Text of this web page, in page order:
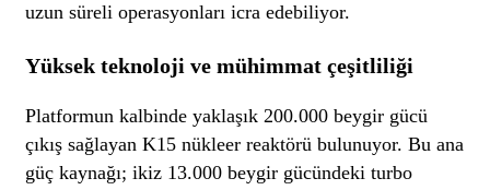
uzun süreli operasyonları icra edebiliyor.
Yüksek teknoloji ve mühimmat çeşitliliği
Platformun kalbinde yaklaşık 200.000 beygir gücü
çıkış sağlayan K15 nükleer reaktörü bulunuyor. Bu ana
güç kaynağı; ikiz 13.000 beygir gücündeki turbo